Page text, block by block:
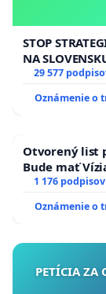
STOP
NA
29 577
Oznámenie o
Otvorený list
Bude mať
1 176 podpisov
Oznámenie o
PETÍCIA ZA